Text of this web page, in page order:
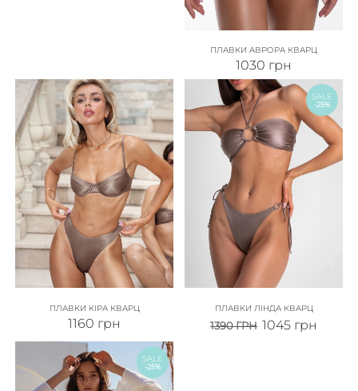
ПЛАВКИ АВРОРА КВАРЦ
1030 грн
ПЛАВКИ КІРА КВАРЦ
1160 грн
SALE
-25%
ПЛАВКИ ЛІНДА КВАРЦ
1390ГРН 1045 грн
SALE
-25%